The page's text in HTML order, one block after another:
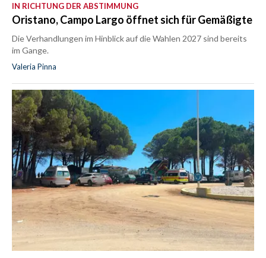
IN RICHTUNG DER ABSTIMMUNG
Oristano, Campo Largo öffnet sich für Gemäßigte
Die Verhandlungen im Hinblick auf die Wahlen 2027 sind bereits
im Gange.
Valeria Pinna